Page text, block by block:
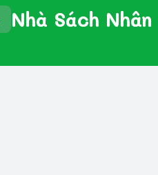
Nhà Sách Nhân